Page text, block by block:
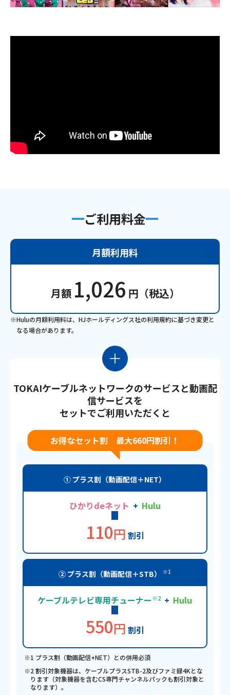
ご利用料金
月額利用料
月額 1,026 円（税込）
※Huluの月額利用料は、HJホールディングス社の利用規約に基づき変更と
なる場合があります。
TOKAIケーブルネットワークのサービスと動画配
信サービスを
セットでご利用いただくと
お得なセット割 最大660円割引！
① プラス割 （動画配信＋NET）
ひかりdeネット + Hulu
110円 割引
② プラス割 （動画配信＋STB） ※1
ケーブルテレビ専用チューナー※2 + Hulu
550円 割引
※1 プラス割（動画配信+NET）との併用必須
※2 割引対象機器は、ケーブルプラスSTB-2及びファミ録4Kとな
ります （対象機器を含むCS専門チャンネルパックも割引対象と
なります）。